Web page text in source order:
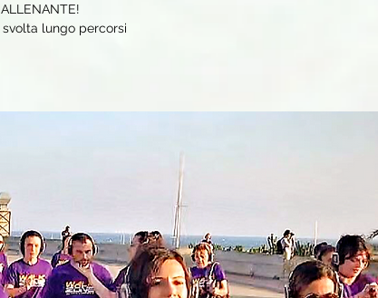
lungo percorsi